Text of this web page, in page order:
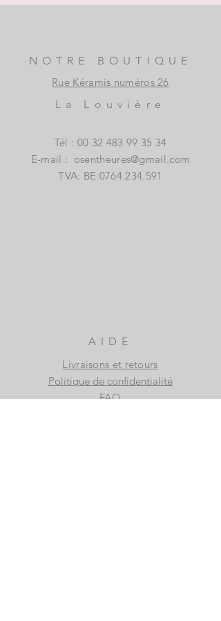
NOTRE BOUTIQUE
Rue Kéramis numéros 26
La Louvière
Tél : 00 32 483 99 35 34
E-mail : osentheures@gmail.com
TVA: BE 0764.234.591
AIDE
Livraisons et retours
Politique de confidentialité
FAQ